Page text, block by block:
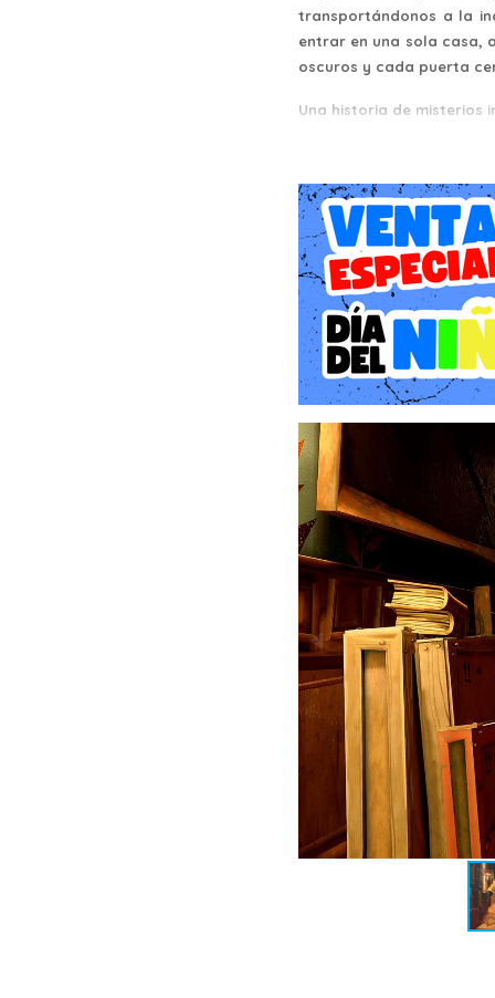
transportándonos a la
entrar en una sola casa,
oscuros y cada puerta
Una historia de misterios
primer juego, es solo
residentes no son los
comportamientos
ciudadanos corrientes.
La narrativa no se sirve
la resolución de
rompecabezas más
estar vigilándote
investigación, donde la
acelerado.
Gameplay y mecánicas:
La mecánica principal
vecinos, sino para
Inteligencia Artificial de
forma estática; ellos
comenzará a vigilarla o
de ser un lugar seguro.
Esta IA reacciona a tu
táctico. Deberás
qué caminos recorren
favor: distraerlos
ante una posible
Los puzles son el
necesitarás encontrar
ser ambientales,
mundo. Un juguete